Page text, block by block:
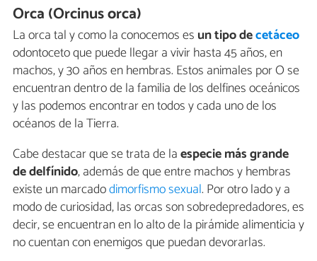
Orca (Orcinus orca)
La orca tal y como la conocemos es un tipo decetáceo
odontoceto que puede llegar a vivir hasta 45 años, en
machos, y 30 años en hembras. Estos animales por O se
encuentran dentro de la familia de los delfines oceánicos
y las podemos encontrar en todos y cada uno de los
océanos de la Tierra.
Cabe destacar que se trata de laespecie más grande
de delfínido, además de que entre machos y hembras
existe un marcadodimorfismo sexual. Por otro lado y a
modo de curiosidad, las orcas son sobredepredadores, es
decir, se encuentran en lo alto de la pirámide alimenticia y
no cuentan con enemigos que puedan devorarlas.